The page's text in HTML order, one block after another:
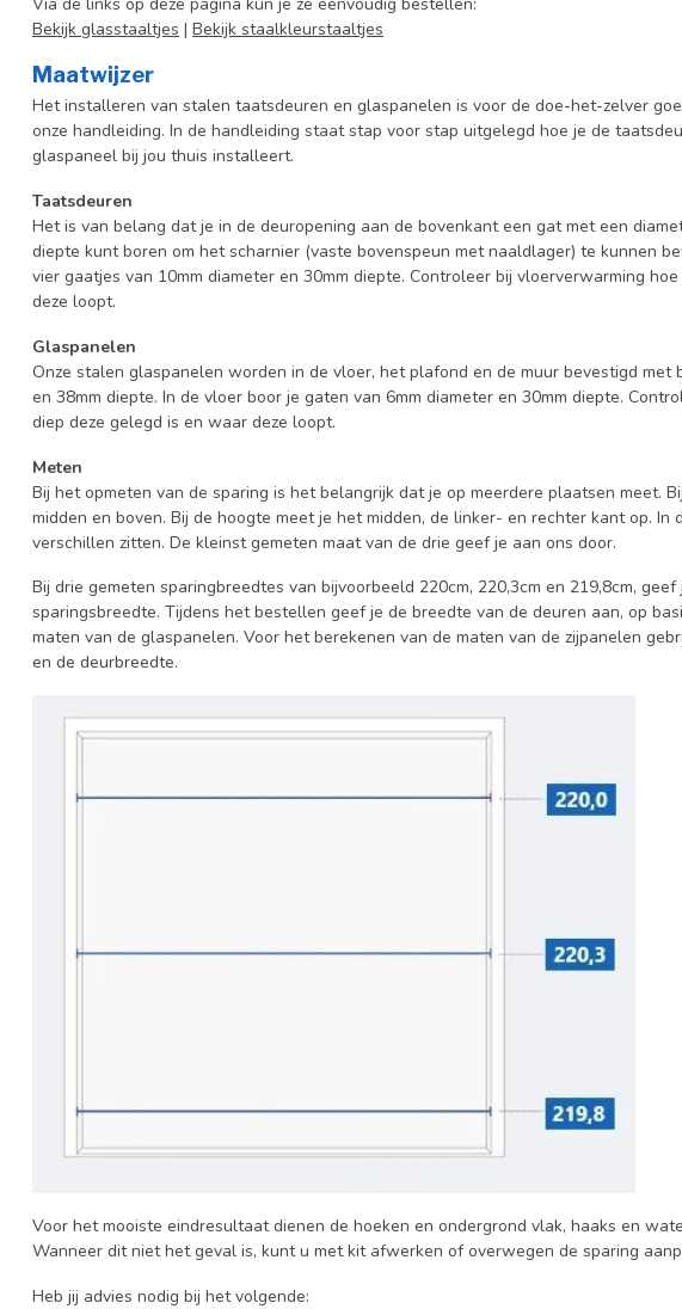
Via de links op deze pagina kun je ze eenvoudig bestellen:
Bekijk glasstaaltjes | Bekijk staalkleurstaaltjes
Maatwijzer
Het installeren van stalen taatsdeuren en glaspanelen is voor de doe-het-zelver
onze handleiding. In de handleiding staat stap voor stap uitgelegd hoe je de
glaspaneel bij jou thuis installeert.
Taatsdeuren
Het is van belang dat je in de deuropening aan de bovenkant een gat met een
diepte kunt boren om het scharnier (vaste bovenspeun met naaldlager) te kunnen
vier gaatjes van 10mm diameter en 30mm diepte. Controleer bij vloerverwarming
deze loopt.
Glaspanelen
Onze stalen glaspanelen worden in de vloer, het plafond en de muur bevestigd met
en 38mm diepte. In de vloer boor je gaten van 6mm diameter en 30mm diepte.
diep deze gelegd is en waar deze loopt.
Meten
Bij het opmeten van de sparing is het belangrijk dat je op meerdere plaatsen meet.
midden en boven. Bij de hoogte meet je het midden, de linker- en rechter kant op. In
verschillen zitten. De kleinst gemeten maat van de drie geef je aan ons door.
Bij drie gemeten sparingbreedtes van bijvoorbeeld 220cm, 220,3cm en 219,8cm, geef
sparingsbreedte. Tijdens het bestellen geef je de breedte van de deuren aan, op
maten van de glaspanelen. Voor het berekenen van de maten van de zijpanelen
en de deurbreedte.
Voor het mooiste eindresultaat dienen de hoeken en ondergrond vlak, haaks en
Wanneer dit niet het geval is, kunt u met kit afwerken of overwegen de sparing
Heb jij advies nodig bij het volgende: